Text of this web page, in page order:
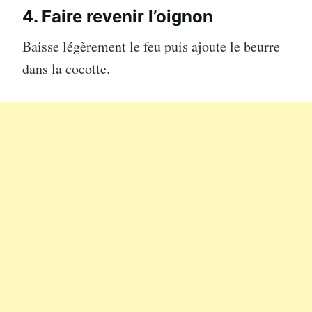
4. Faire revenir l’oignon
Baisse légèrement le feu puis ajoute le beurre
dans la cocotte.